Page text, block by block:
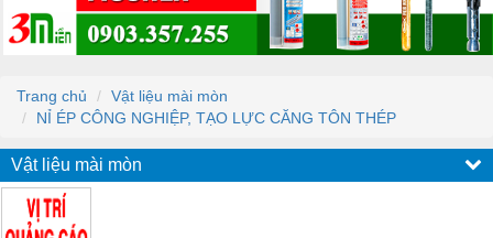
Trang chủ
Vật liệu mài mòn
NỈ ÉP CÔNG NGHIỆP, TẠO LỰC CĂNG TÔN THÉP
Vật liệu mài mòn